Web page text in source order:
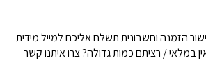
הזמנה וחשבונית תשלח אליכם למייל מידית
במלאי / רציתם כמות גדולה? צרו איתנו קשר